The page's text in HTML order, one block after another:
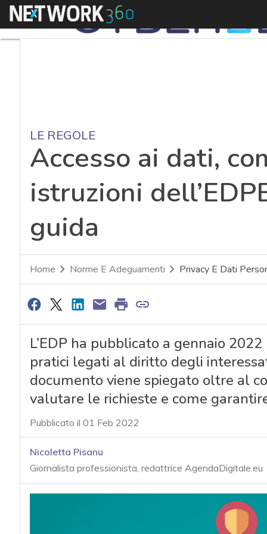
Menu
LE REGOLE
Accesso ai dati,
istruzioni
guida
Home Norme E Adeguamenti Privacy E Dati
L’EDP ha pubblicato a gennaio
pratici legati al diritto degli
documento viene spiegato oltre al
valutare le richieste e come
Pubblicato il 01 Feb 2022
Nicoletta Pisanu
Giornalista professionista, redattrice AgendaDigitale.eu